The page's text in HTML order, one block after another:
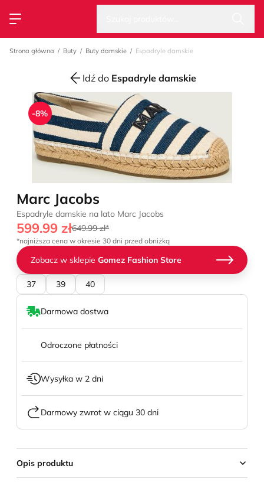
Przełącz menu
Strona główna Buty Buty damskie Espadryle damskie
Idź do Espadryle damskie
-8%
Marc Jacobs
Espadryle damskie na lato Marc Jacobs
599.99 zł649.99 zł*
*najniższa cena w okresie 30 dni przed obniżką
Zobacz w sklepie Gomez Fashion Store
37 39 40
Darmowa dostwa
Odroczone płatności
Wysyłka w 2 dni
Darmowy zwrot w ciągu 30 dni
Opis produktu